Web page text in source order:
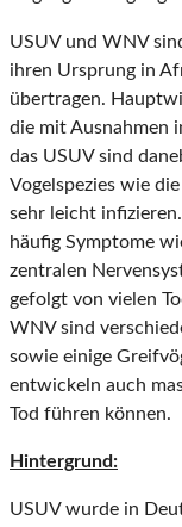
USUV und WNV
ihren Ursprung in
übertragen.
die mit Ausnahmen
das USUV sind
Vogelspezies wie
sehr leicht
häufig Symptome
zentralen
gefolgt von vielen
WNV sind
sowie einige
entwickeln auch
Tod führen können.
Hintergrund:
USUV wurde in